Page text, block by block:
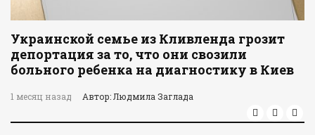
Украинской семье из Кливленда грозит
депортация за то, что они свозили
больного ребенка на диагностику в Киев
1 месяц назад Автор: Людмила Заглада